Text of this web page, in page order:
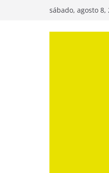
sábado, agosto 8,